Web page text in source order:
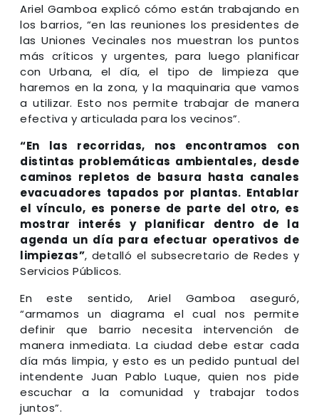
Ariel Gamboa explicó cómo están trabajando en
los barrios, “en las reuniones los presidentes de
las Uniones Vecinales nos muestran los puntos
más críticos y urgentes, para luego planificar
con Urbana, el día, el tipo de limpieza que
haremos en la zona, y la maquinaria que vamos
a utilizar. Esto nos permite trabajar de manera
efectiva y articulada para los vecinos”.
“En las recorridas, nos encontramos con
distintas problemáticas ambientales, desde
caminos repletos de basura hasta canales
evacuadores tapados por plantas. Entablar
el vínculo, es ponerse de parte del otro, es
mostrar interés y planificar dentro de la
agenda un día para efectuar operativos de
limpiezas”, detalló el subsecretario de Redes y
Servicios Públicos.
En este sentido, Ariel Gamboa aseguró,
“armamos un diagrama el cual nos permite
definir que barrio necesita intervención de
manera inmediata. La ciudad debe estar cada
día más limpia, y esto es un pedido puntual del
intendente Juan Pablo Luque, quien nos pide
escuchar a la comunidad y trabajar todos
juntos”.